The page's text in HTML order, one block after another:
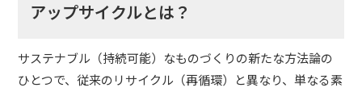
アップサイクルとは？
サステナブル（持続可能）なものづくりの新たな方法論の
ひとつで、従来のリサイクル（再循環）と異なり、単なる素